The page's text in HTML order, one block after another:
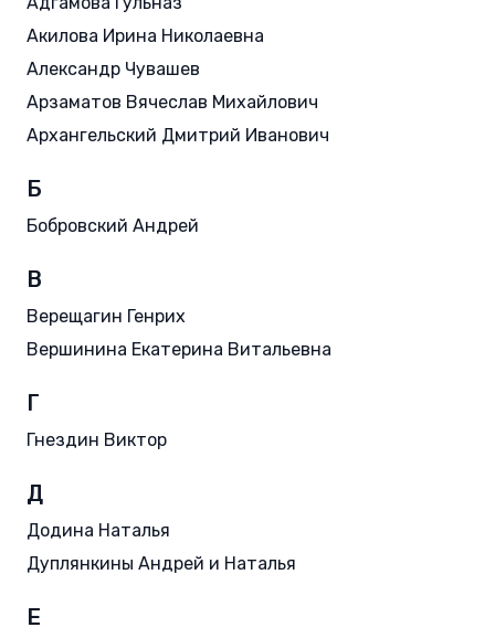
Акилова Ирина Николаевна
Александр Чувашев
Арзаматов Вячеслав Михайлович
Архангельский Дмитрий Иванович
Б
Бобровский Андрей
В
Верещагин Генрих
Вершинина Екатерина Витальевна
Г
Гнездин Виктор
Д
Додина Наталья
Дуплянкины Андрей и Наталья
Е